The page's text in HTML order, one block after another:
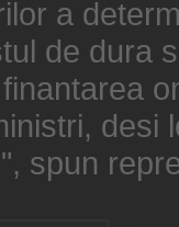
a
de dura
desi
spun